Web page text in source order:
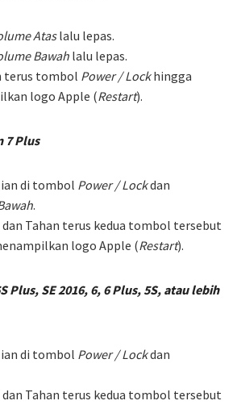
Ataslalu lepas.
Bawah lalu lepas.
terus tombol Power / Lockhingga
logo Apple (Restart).
7 Plus
di tombol Power / Lockdan
.
dan Tahan terus kedua tombol tersebut
logo Apple (Restart).
Plus, SE 2016, 6, 6 Plus, 5S, atau lebih
di tombol Power / Lockdan
dan Tahan terus kedua tombol tersebut